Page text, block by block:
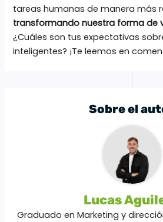
tareas humanas de manera más
transformando nuestra forma de
¿Cuáles son tus expectativas
inteligentes? ¡Te leemos en
Sobre el
Lucas
Graduado en Marketing y